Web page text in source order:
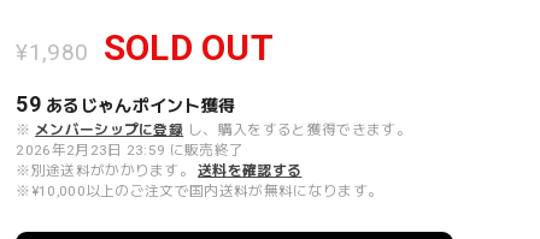
¥1,980 SOLD OUT
59 あるじゃんポイント獲得
※ メンバーシップに登録 し、購入をすると獲得できます。
2026年2月23日 23:59 に販売終了
※別途送料がかかります。
送料を確認する
※¥10,000以上のご注文で国内送料が無料になります。